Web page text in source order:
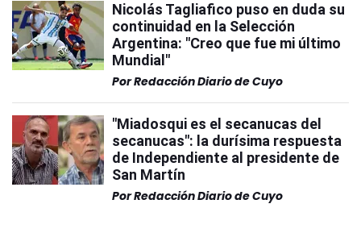
Nicolás Tagliafico puso en duda su
continuidad en la Selección
Argentina: "Creo que fue mi último
Mundial"
PorRedacción Diario de Cuyo
"Miadosqui es el secanucas del
secanucas": la durísima respuesta
de Independiente al presidente de
San Martín
PorRedacción Diario de Cuyo